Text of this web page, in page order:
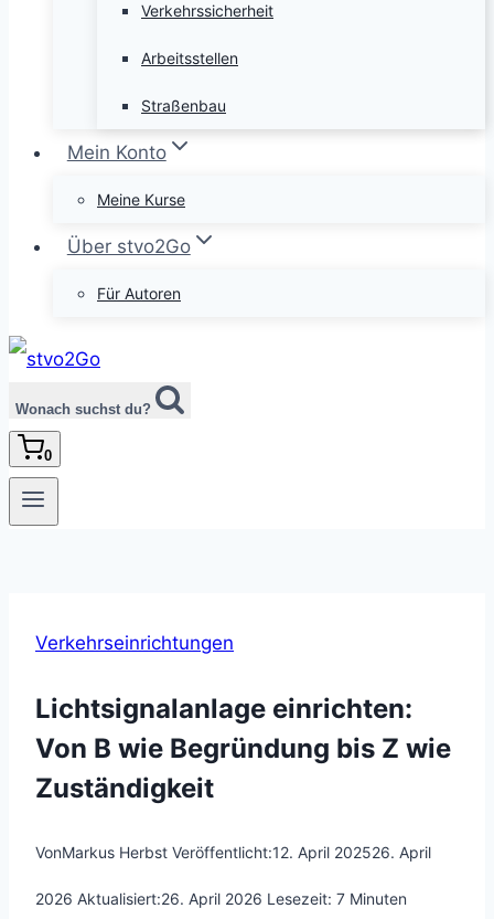
Verkehrssicherheit
Arbeitsstellen
Straßenbau
Mein Konto
Meine Kurse
Über stvo2Go
Für Autoren
Wonach suchst du?
0
Verkehrseinrichtungen
Lichtsignalanlage einrichten:
Von B wie Begründung bis Z wie
Zuständigkeit
VonMarkus Herbst Veröffentlicht:12. April 202526. April
2026 Aktualisiert:26. April 2026 Lesezeit: 7 Minuten